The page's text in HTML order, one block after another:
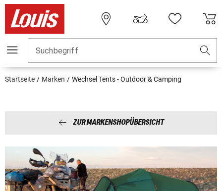
Suchbegriff
Startseite Marken Wechsel Tents - Outdoor & Camping
ZUR MARKENSHOPÜBERSICHT